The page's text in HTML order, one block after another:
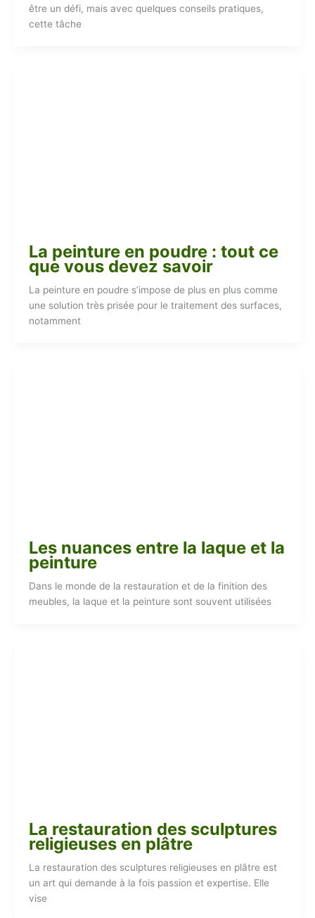
être un défi, mais avec quelques conseils pratiques,
cette tâche
La peinture en poudre : tout ce
que vous devez savoir
La peinture en poudre s’impose de plus en plus comme
une solution très prisée pour le traitement des surfaces,
notamment
Les nuances entre la laque et la
peinture
Dans le monde de la restauration et de la finition des
meubles, la laque et la peinture sont souvent utilisées
La restauration des sculptures
religieuses en plâtre
La restauration des sculptures religieuses en plâtre est
un art qui demande à la fois passion et expertise. Elle
vise